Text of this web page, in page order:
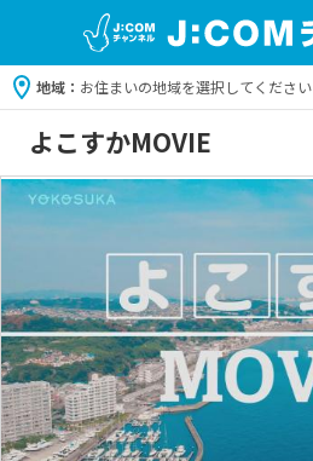
地域： お住まいの地域を選択してください
よこすかMOVIE